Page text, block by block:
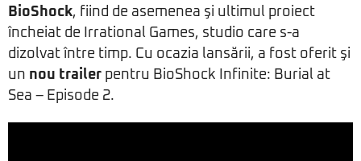
BioShock, fiind de asemenea şi ultimul proiect
încheiat de Irrational Games, studio care s-a
dizolvat între timp. Cu ocazia lansării, a fost oferit şi
un nou trailer pentru BioShock Infinite: Burial at
Sea – Episode 2.